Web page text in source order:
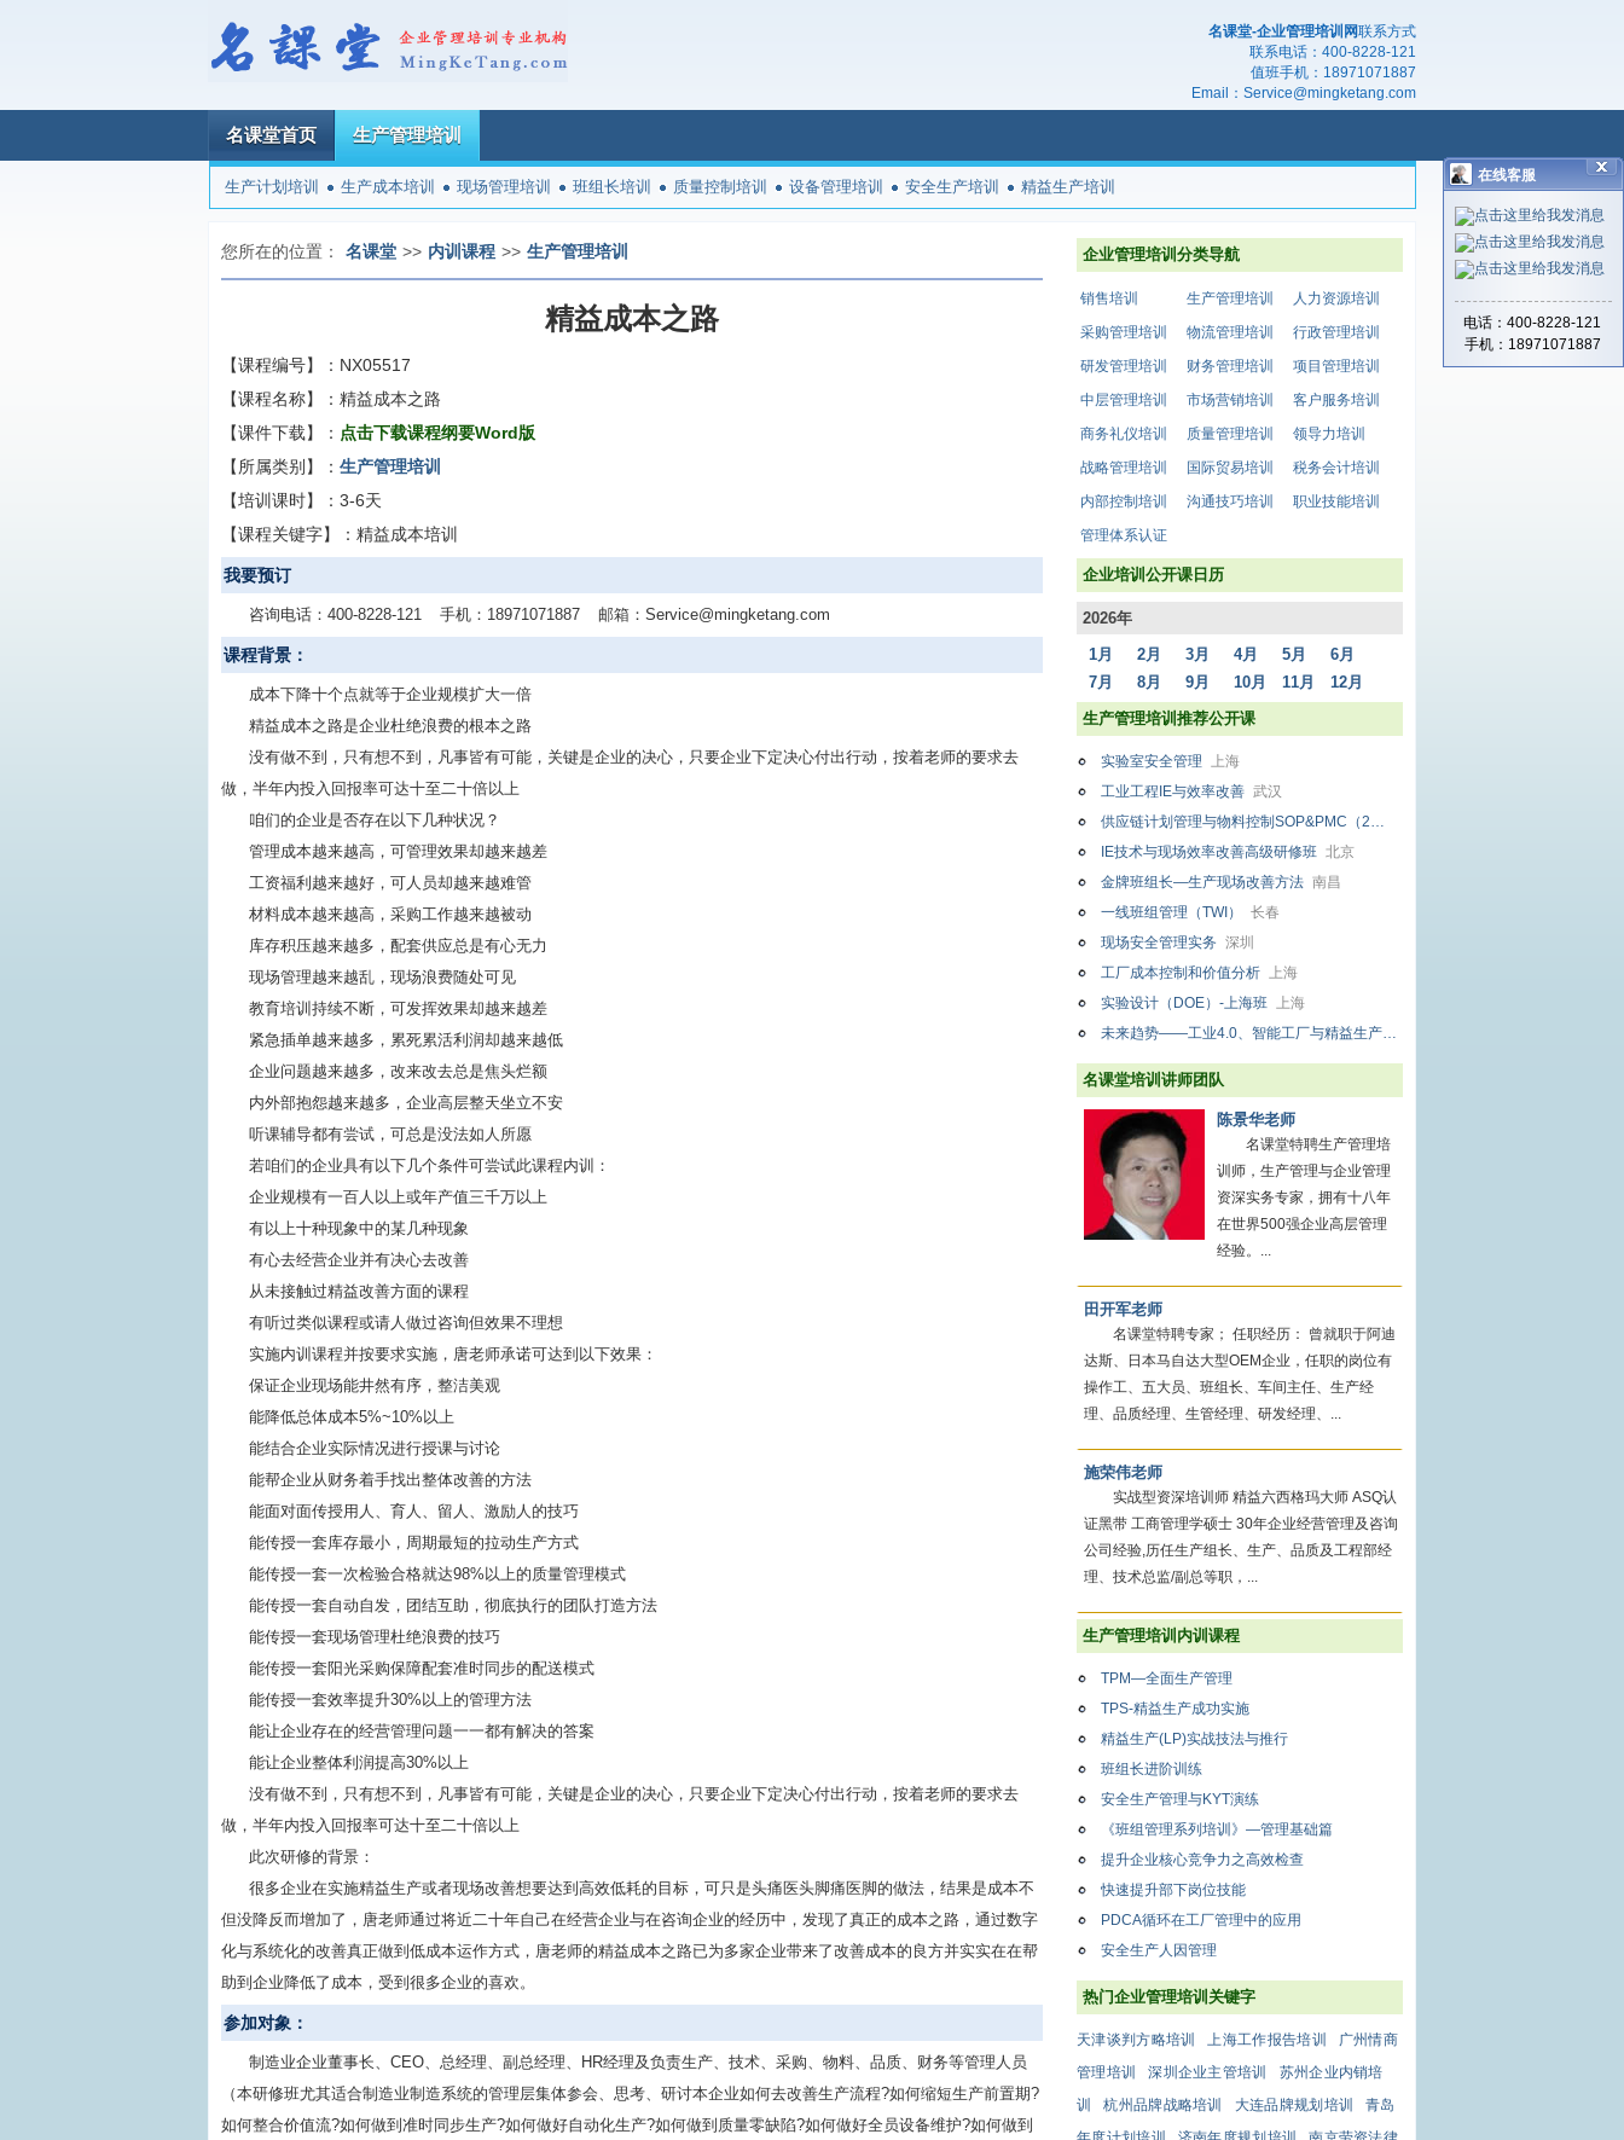
名课堂-企业管理培训网联系方式
联系电话： 400-8228-121
值班手机： 18971071887
Email： Service@mingketang.com
名课堂首页 生产管理培训
生产计划培训 生产成本培训 现场管理培训 班组长培训 质量控制培训 设备管理培训 安全生产培训 精益生产培训
您所在的位置： 名课堂 >> 内训课程 >> 生产管理培训
精益成本之路
【课程编号】： NX05517
【课程名称】： 精益成本之路
【课件下载】： 点击下载课程纲要Word版
【所属类别】： 生产管理培训
【培训课时】： 3-6天
【课程关键字】： 精益成本培训
我要预订
咨询电话：400-8228-121 手机： 18971071887 邮箱：Service@mingketang.com
课程背景：
成本下降十个点就等于企业规模扩大一倍
精益成本之路是企业杜绝浪费的根本之路
没有做不到，只有想不到，凡事皆有可能，关键是企业的决心，只要企业下定决心付出行动，按着老师的要求去
做，半年内投入回报率可达十至二十倍以上
咱们的企业是否存在以下几种状况？
管理成本越来越高，可管理效果却越来越差
工资福利越来越好，可人员却越来越难管
材料成本越来越高，采购工作越来越被动
库存积压越来越多，配套供应总是有心无力
现场管理越来越乱，现场浪费随处可见
教育培训持续不断，可发挥效果却越来越差
紧急插单越来越多，累死累活利润却越来越低
企业问题越来越多，改来改去总是焦头烂额
内外部抱怨越来越多，企业高层整天坐立不安
听课辅导都有尝试，可总是没法如人所愿
若咱们的企业具有以下几个条件可尝试此课程内训：
企业规模有一百人以上或年产值三千万以上
有以上十种现象中的某几种现象
有心去经营企业并有决心去改善
从未接触过精益改善方面的课程
有听过类似课程或请人做过咨询但效果不理想
实施内训课程并按要求实施，唐老师承诺可达到以下效果：
保证企业现场能井然有序，整洁美观
能降低总体成本5%~10%以上
能结合企业实际情况进行授课与讨论
能帮企业从财务着手找出整体改善的方法
能面对面传授用人、育人、留人、激励人的技巧
能传授一套库存最小，周期最短的拉动生产方式
能传授一套一次检验合格就达98%以上的质量管理模式
能传授一套自动自发，团结互助，彻底执行的团队打造方法
能传授一套现场管理杜绝浪费的技巧
能传授一套阳光采购保障配套准时同步的配送模式
能传授一套效率提升30%以上的管理方法
能让企业存在的经营管理问题一一都有解决的答案
能让企业整体利润提高30%以上
没有做不到，只有想不到，凡事皆有可能，关键是企业的决心，只要企业下定决心付出行动，按着老师的要求去
做，半年内投入回报率可达十至二十倍以上
此次研修的背景：
很多企业在实施精益生产或者现场改善想要达到高效低耗的目标，可只是头痛医头脚痛医脚的做法，结果是成本不
但没降反而增加了，唐老师通过将近二十年自己在经营企业与在咨询企业的经历中，发现了真正的成本之路，通过数字
化与系统化的改善真正做到低成本运作方式，唐老师的精益成本之路已为多家企业带来了改善成本的良方并实实在在帮
助到企业降低了成本，受到很多企业的喜欢。
参加对象：
制造业企业董事长、CEO、总经理、副总经理、HR经理及负责生产、技术、采购、物料、品质、财务等管理人员
（本研修班尤其适合制造业制造系统的管理层集体参会、思考、研讨本企业如何去改善生产流程?如何缩短生产前置期?
如何整合价值流?如何做到准时同步生产?如何做好自动化生产?如何做到质量零缺陷?如何做好全员设备维护?如何做到
企业管理培训分类导航
销售培训 生产管理培训
人力资源培训
采购管理培训
物流管理培训
行政管理培训
研发管理培训
财务管理培训
项目管理培训
中层管理培训
市场营销培训
客户服务培训
商务礼仪培训
质量管理培训
领导力培训
战略管理培训
国际贸易培训
税务会计培训
内部控制培训
沟通技巧培训
职业技能培训
管理体系认证
企业培训公开课日历
2026年
1月
2月 3月 4月 5月
6月
7月
8月 9月 10月 11月
12月
生产管理培训推荐公开课
实验室安全管理
上海
工业工程IE与效率改善 武汉
供应链计划管理与物料控制SOP&PMC（2天1夜）
IE技术与现场效率改善高级研修班 北京
金牌班组长—生产现场改善方法 南昌
一线班组管理（TWI）
长春
现场安全管理实务 深圳
工厂成本控制和价值分析 上海
实验设计（DOE）-上海班 上海
未来趋势——工业4.0、智能工厂与精益生产高级培训班
名课堂培训讲师团队
陈景华老师
名课堂特聘生产管理培
训师，生产管理与企业管理
资深实务专家，拥有十八年
在世界500强企业高层管理
经验。...
田开军老师
名课堂特聘专家； 任职经历： 曾就职于阿迪
达斯、日本马自达大型OEM企业，任职的岗位有
操作工、五大员、班组长、车间主任、生产经
理、品质经理、生管经理、研发经理、...
施荣伟老师
实战型资深培训师 精益六西格玛大师 ASQ认
证黑带 工商管理学硕士 30年企业经营管理及咨询
公司经验,历任生产组长、生产、品质及工程部经
理、技术总监/副总等职，...
生产管理培训内训课程
TPM—全面生产管理
TPS-精益生产成功实施
精益生产(LP)实战技法与推行
班组长进阶训练
安全生产管理与KYT演练
《班组管理系列培训》—管理基础篇
提升企业核心竞争力之高效检查
快速提升部下岗位技能
PDCA循环在工厂管理中的应用
安全生产人因管理
热门企业管理培训关键字
天津谈判方略培训 上海工作报告培训
广州情商
管理培训
深圳企业主管培训
苏州企业内销培
训
杭州品牌战略培训 大连品牌规划培训
青岛
在线客服
电话：400-8228-121
手机：18971071887